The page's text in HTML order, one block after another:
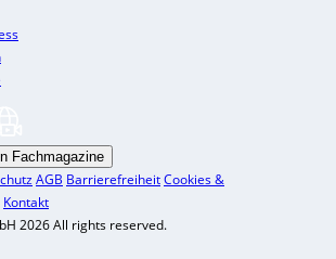
Fachmagazine
AGB BarrierefreiheitCookies &
Kontakt
2026 All rights reserved.